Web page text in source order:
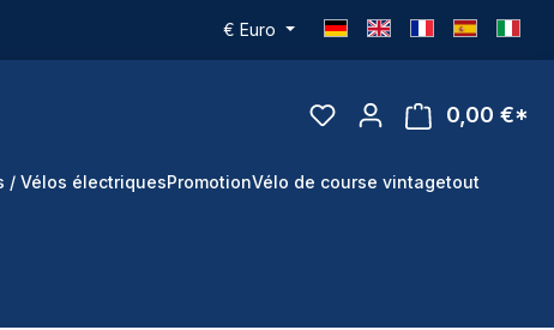
€ Euro
0,00 €*
/ Vélos électriquesPromotionVélo de course vintagetout